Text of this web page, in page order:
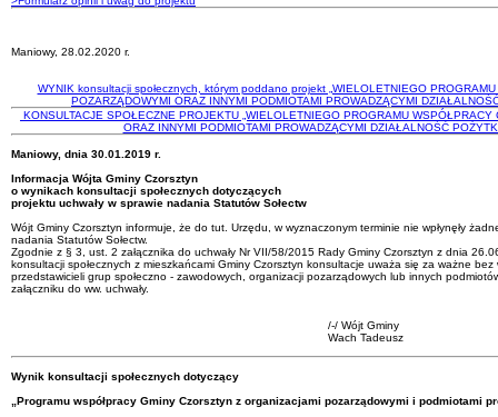
Maniowy, 28.02.2020 r.
WYNIK konsultacji społecznych, którym poddano projekt „WIELOLETNIEGO
POZARZĄDOWYMI ORAZ INNYMI PODMIOTAMI PROWADZĄCYMI
KONSULTACJE SPOŁECZNE PROJEKTU „WIELOLETNIEGO PROGRAMU
ORAZ INNYMI PODMIOTAMI PROWADZĄCYMI DZIAŁALNOŚĆ
Maniowy, dnia 30.01.2019 r.
Informacja Wójta Gminy Czorsztyn
o wynikach konsultacji społecznych dotyczących
projektu uchwały w sprawie nadania Statutów Sołectw
Wójt Gminy Czorsztyn informuje, że do tut. Urzędu, w wyznaczonym terminie nie wpłynęły
nadania Statutów Sołectw.
Zgodnie z § 3, ust. 2 załącznika do uchwały Nr VII/58/2015 Rady Gminy Czorsztyn z dnia
konsultacji społecznych z mieszkańcami Gminy Czorsztyn konsultacje uważa się za ważne
przedstawicieli grup społeczno - zawodowych, organizacji pozarządowych lub innych
załączniku do ww. uchwały.
/-/ Wójt Gminy
Wach Tadeusz
Wynik konsultacji społecznych dotyczący
„Programu współpracy Gminy Czorsztyn z organizacjami pozarządowymi i podmiotami